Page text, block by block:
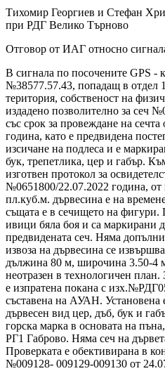
Тихомир Георгиев и Стефан
при РДГ Велико Търново
Отговор от ИАГ относно
В сигнала по посочените GPS -
№38577.57.43, попадащ в отдел
територия, собственост на
издадено позволително за сеч
със срок за провеждане на
година, като е предвидена
изсичане на подлеса и е
бук, трепетлика, цер и габър.
изготвен протокол за
№0651800/22.07.2022 година, от
пл.куб.м. дървесина е на
същата е в сечището на фигури.
ивици бяла боя и са маркирани
предвидената сеч. Няма
извоза на дървесина се
дължина 80 м, широчина 3.50-4
неотразен в технологичен
е изпратена покана с
съставена на АУАН. Установена
дървесен вид цер, дъб, бук и
горска марка в основата на
РГ1 Габрово. Няма сеч на
Проверката е обективирана в
№009128- 009129-009130 от